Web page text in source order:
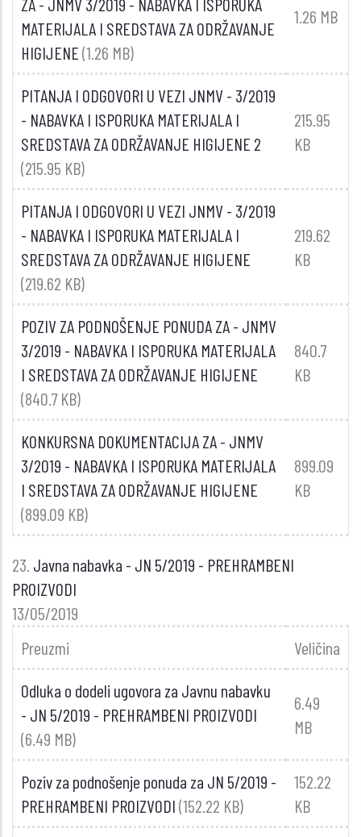
MATERIJALA I SREDSTAVA ZA ODRŽAVANJE
HIGIJENE(1.26 MB)
1.26 MB
PITANJA I ODGOVORI U VEZI JNMV - 3/2019
- NABAVKA I ISPORUKA MATERIJALA I
SREDSTAVA ZA ODRŽAVANJE HIGIJENE 2
(215.95 KB)
215.95
KB
PITANJA I ODGOVORI U VEZI JNMV - 3/2019
- NABAVKA I ISPORUKA MATERIJALA I
SREDSTAVA ZA ODRŽAVANJE HIGIJENE
(219.62 KB)
219.62
KB
POZIV ZA PODNOŠENJE PONUDA ZA - JNMV
3/2019 - NABAVKA I ISPORUKA MATERIJALA
I SREDSTAVA ZA ODRŽAVANJE HIGIJENE
(840.7 KB)
840.7
KB
KONKURSNA DOKUMENTACIJA ZA - JNMV
3/2019 - NABAVKA I ISPORUKA MATERIJALA
I SREDSTAVA ZA ODRŽAVANJE HIGIJENE
(899.09 KB)
899.09
KB
23. Javna nabavka - JN 5/2019 - PREHRAMBENI
PROIZVODI
13/05/2019
Preuzmi
Veličina
Odluka o dodeli ugovora za Javnu nabavku
- JN 5/2019 - PREHRAMBENI PROIZVODI
(6.49 MB)
6.49
MB
Poziv za podnošenje ponuda za JN 5/2019 -
PREHRAMBENI PROIZVODI(152.22 KB)
152.22
KB